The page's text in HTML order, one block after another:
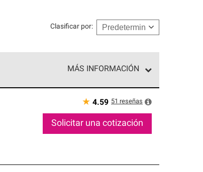
Clasificar por:
MÁS INFORMACIÓN
incomparable. Solo ellos pueden
★ 4.59 51 reseñas
Solicitar una cotización